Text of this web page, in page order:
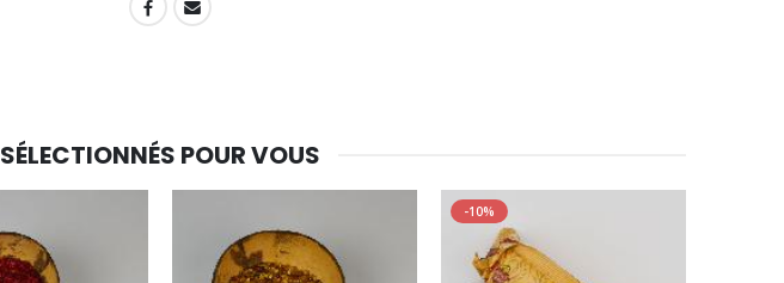
€6.00 Une bougie 150 gr et votre Prière déposées à Lourdes
SHARE:
SÉLECTIONNÉS POUR VOUS
-10%